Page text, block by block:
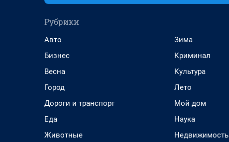
Рубрики
Авто
Бизнес
Весна
Город
Дороги и транспорт
Еда
Животные
Зима
Криминал
Культура
Лето
Мой дом
Наука
Недвижимость